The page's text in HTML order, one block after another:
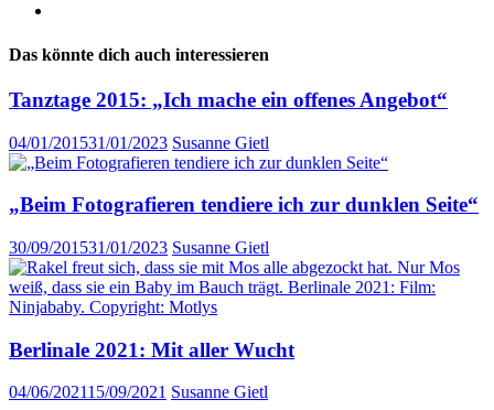
Das könnte dich auch interessieren
Tanztage 2015: „Ich mache ein offenes Angebot“
04/01/201531/01/2023 Susanne Gietl
„Beim Fotografieren tendiere ich zur dunklen Seite“
30/09/201531/01/2023 Susanne Gietl
Berlinale 2021: Mit aller Wucht
04/06/202115/09/2021 Susanne Gietl